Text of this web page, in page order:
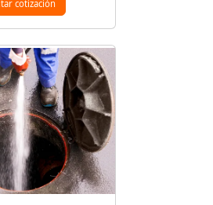
cotización